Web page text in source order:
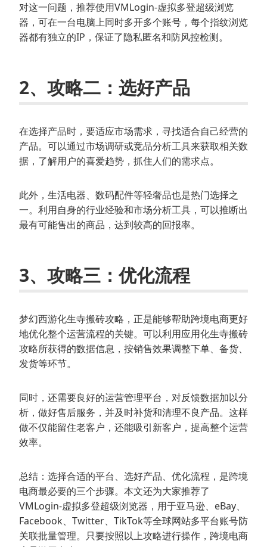
对这一问题，推荐使用VMLogin-虚拟多登超级浏览
器，可在一台电脑上同时多开多个账号，每个指纹浏览
器都有独立的IP，保证了隐私匿名和防风控检测。
2、攻略二：选好产品
在选择产品时，要适应市场需求，寻找适合自己经营的
产品。可以通过市场调研或竞品分析工具来获取相关数
据，了解用户的喜爱趋势，抓住人们的需求点。
此外，生活电器、数码配件等轻奢品也是热门选择之
一。利用自身的行业经验和市场分析工具，可以推断出
最有可能售出的商品，达到较高的回报率。
3、攻略三：优化流程
梦幻西游化生寺搬砖攻略，正是能够帮助跨境电商更好
地优化整个运营流程的关键。可以利用应用化生寺搬砖
攻略所获得的数据信息，按销售效果调整下单、备货、
发货等环节。
同时，还需要良好的运营管理平台，对反馈数据加以分
析，做好售后服务，并及时补货和清理不良产品。这样
做不仅能留住老客户，还能吸引新客户，提高整个运营
效率。
总结：选择合适的平台、选好产品、优化流程，是跨境
电商最必要的三个步骤。本文还为大家推荐了
VMLogin-虚拟多登超级浏览器，用于亚马逊、eBay、
Facebook、Twitter、TikTok等全球网站多平台账号防
关联批量管理。只要按照以上攻略进行操作，跨境电商